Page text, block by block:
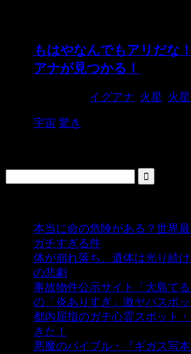
もはやなんでもアリだな
アナが見つかる！
イグアナ 火星 火
宇宙 驚き
本当に命の危険がある？世界
ガチすぎる件
体が崩れ落ち、遺体は光り続
の悲劇
事故物件公示サイト「大島て
の「炎ありすぎ」激ヤバスポ
都内屈指のガチ心霊スポット
きた！
悪魔のバイブル・『ギガス写